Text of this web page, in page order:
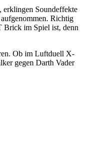
erklingen Soundeffekte
Richtig
Brick im Spiel ist, denn
Ob im Luftduell X-
gegen Darth Vader